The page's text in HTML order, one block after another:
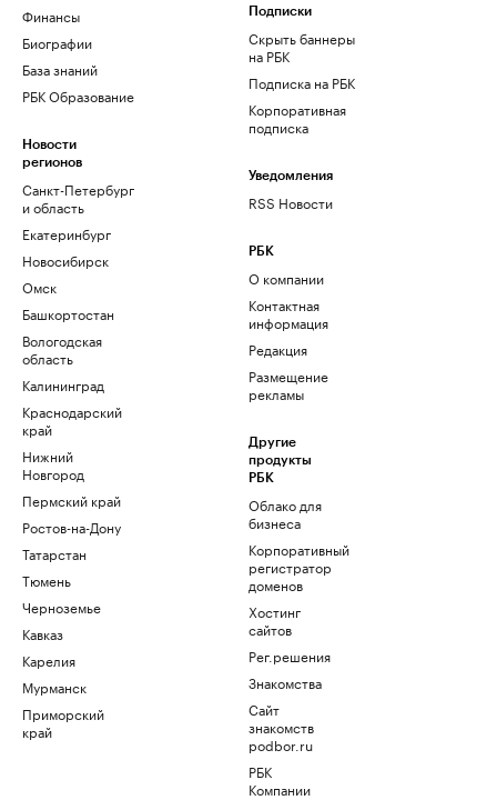
Финансы
Биографии
База знаний
РБК Образование
Новости
регионов
Санкт-Петербург
и область
Екатеринбург
Новосибирск
Омск
Башкортостан
Вологодская
область
Калининград
Краснодарский
край
Нижний
Новгород
Пермский край
Ростов-на-Дону
Татарстан
Тюмень
Черноземье
Кавказ
Карелия
Мурманск
Приморский
край
Подписки
Скрыть баннеры
на РБК
Подписка на РБК
Корпоративная
подписка
Уведомления
RSS Новости
РБК
О компании
Контактная
информация
Редакция
Размещение
рекламы
Другие
продукты
РБК
Облако для
бизнеса
Корпоративный
регистратор
доменов
Хостинг
сайтов
Рег.решения
Знакомства
Сайт
знакомств
podbor.ru
РБК
Компании